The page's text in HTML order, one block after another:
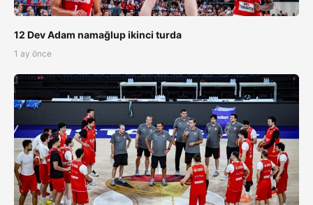
12 Dev Adam namağlup ikinci turda
1 ay önce